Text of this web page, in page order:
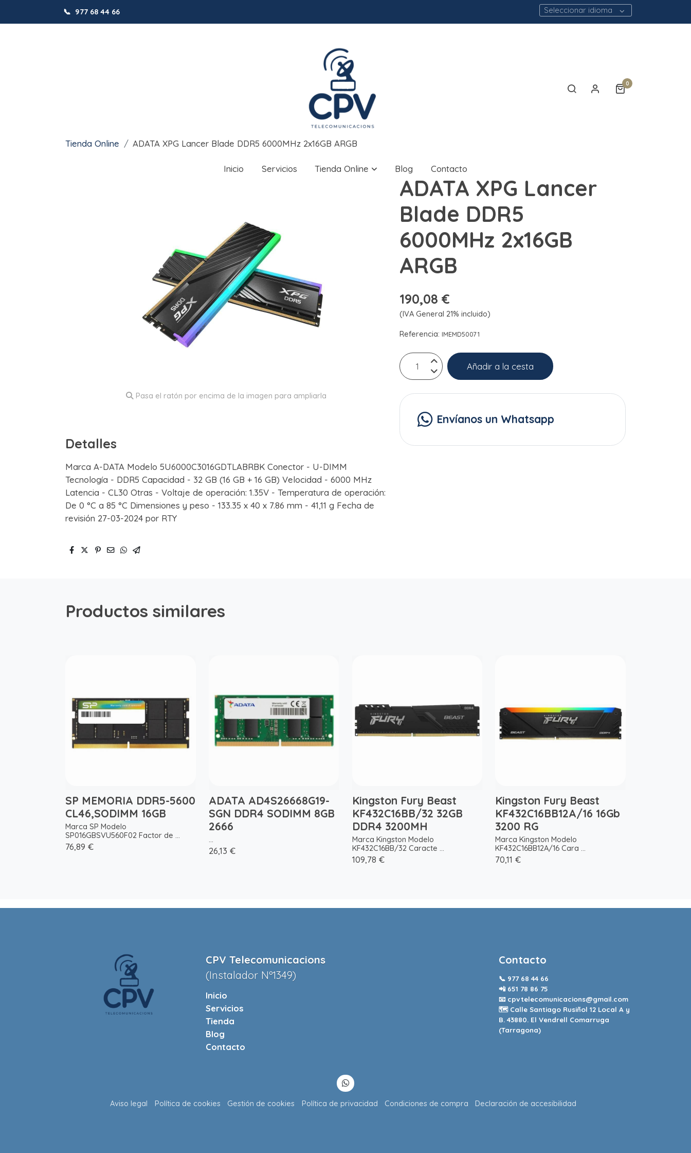
📞 977 68 44 66 Seleccionar idioma
0
Inicio Servicios Tienda Online Blog Contacto
Tienda Online ADATA XPG Lancer Blade DDR5 6000MHz 2x16GB ARGB
Pasa el ratón por encima de la imagen para ampliarla
Detalles
Marca A-DATA Modelo 5U6000C3016GDTLABRBK Conector - U-DIMM
Tecnología - DDR5 Capacidad - 32 GB (16 GB + 16 GB) Velocidad - 6000 MHz
Latencia - CL30 Otras - Voltaje de operación: 1.35V - Temperatura de operación:
De 0 °C a 85 °C Dimensiones y peso - 133.35 x 40 x 7.86 mm - 41,11 g Fecha de
revisión 27-03-2024 por RTY
ADATA XPG Lancer
Blade DDR5
6000MHz 2x16GB
ARGB
190,08 €
(IVA General 21% incluido)
Referencia: IMEMD50071
Añadir a la cesta
Envíanos un Whatsapp
Productos similares
SP MEMORIA DDR5-5600
CL46,SODIMM 16GB
Marca SP Modelo
SP016GBSVU560F02 Factor de ...
76,89 €
ADATA AD4S26668G19-
SGN DDR4 SODIMM 8GB
2666
...
26,13 €
Kingston Fury Beast
KF432C16BB/32 32GB
DDR4 3200MH
Marca Kingston Modelo
KF432C16BB/32 Caracte ...
109,78 €
Kingston Fury Beast
KF432C16BB12A/16 16Gb
3200 RG
Marca Kingston Modelo
KF432C16BB12A/16 Cara ...
70,11 €
CPV Telecomunicacions
(Instalador Nº1349)
Inicio
Servicios
Tienda
Blog
Contacto
Contacto
📞 977 68 44 66
📲 651 78 86 75
📧 cpvtelecomunicacions@gmail.com
🗺️ Calle Santiago Rusiñol 12 Local A y
B. 43880. El Vendrell Comarruga
(Tarragona)
Aviso legal Política de cookies Gestión de cookies Política de privacidad Condiciones de compra Declaración de accesibilidad